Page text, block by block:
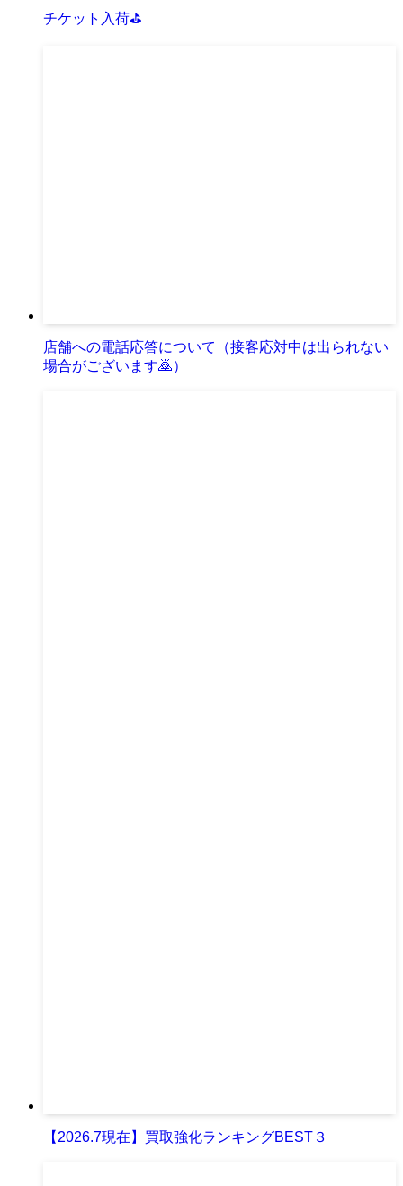
チケット入荷⛳
店舗への電話応答について（接客応対中は出られない
場合がございます🙇）
【2026.7現在】買取強化ランキングBEST３